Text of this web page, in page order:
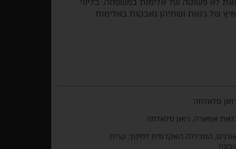
לא פשוטה של אלימות במשפחה. בליווי
של ג'נאת ושתיהן נאבקות באלימות
סלאלחה
אמארה, רואן סלאלחה
המכללה האקדמית לחינוך, קרית